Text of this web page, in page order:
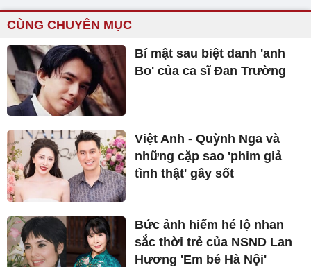
CÙNG CHUYÊN MỤC
Bí mật sau biệt danh 'anh
Bo' của ca sĩ Đan Trường
Việt Anh - Quỳnh Nga và
những cặp sao 'phim giả
tình thật' gây sốt
Bức ảnh hiếm hé lộ nhan
sắc thời trẻ của NSND Lan
Hương 'Em bé Hà Nội'